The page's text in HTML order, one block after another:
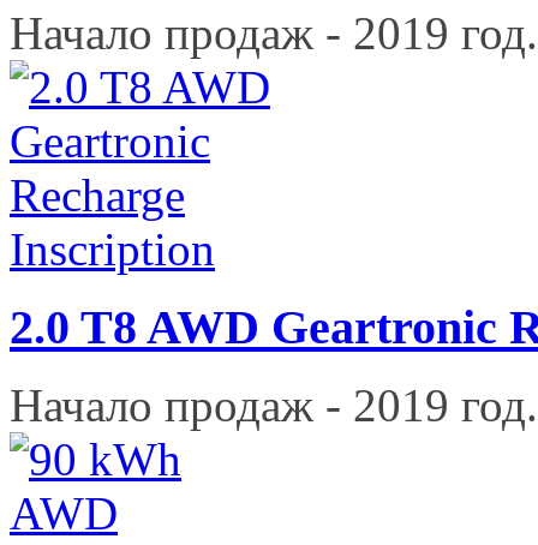
Начало продаж - 2019
2.0 T8 AWD Geartronic
Начало продаж - 2019